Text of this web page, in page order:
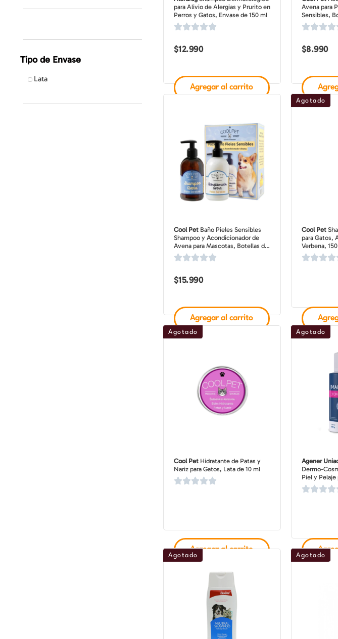
Tipo de Envase
Lata
para Alivio de Alergias y Prurito en
Perros y Gatos, Envase de 150 ml
$12.990
Agregar al carrito
Avena para
Sensibles,
$8.990
Cool PetBaño Pieles Sensibles
Shampoo y Acondicionador de
Avena para Mascotas, Botellas de
250 ml
$15.990
Agregar al carrito
Cool Pet
para Gatos,
Verbena,
Agotado
Cool PetHidratante de Patas y
Nariz para Gatos, Lata de 10 ml
Agotado
Agregar al carrito
Agener
Dermo-
Piel y Pelaje
100 gr
Agotado
Agotado Agotado